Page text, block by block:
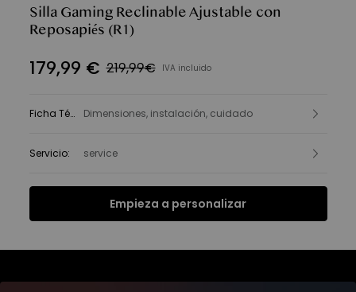
Silla Gaming Reclinable Ajustable con
Reposapiés (R1)
179,99 € 219,99€ IVA incluido
Ficha Técnica :
Dimensiones, instalación, cuidado
Servicio: service
Empieza a personalizar
Ficha Técnica